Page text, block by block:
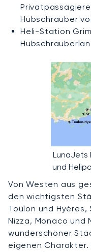
Hubschrauber
Heli-Station
LunaJets
und
Von Westen aus
den wichtigsten
Toulon und
Nizza, Monaco und
wunderschöner
eigenen